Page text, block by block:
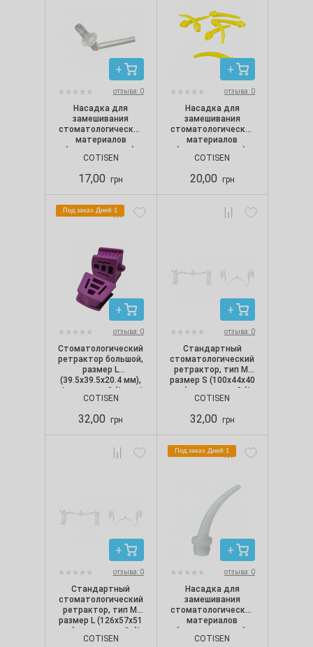
отзыва: 0
Насадка для
замешивания
стоматологических
материалов
(интраоральная),
маленькая (5 шт./
COTISEN
17,00 грн
отзыва: 0
Насадка для
замешивания
стоматологических
материалов
(интраоральная),
желтая (5 шт./уп.)
COTISEN
20,00 грн
Под заказ. Дней: 1
отзыва: 0
Стоматологический
ретрактор большой,
размер L
(39.5х39.5х20.4 мм),
фиолетовый (1 шт./
уп.)
COTISEN
32,00 грн
отзыва: 0
Стандартный
стоматологический
ретрактор, тип М,
размер S (100х44х40
мм), прозрачный (1
шт./уп.)
COTISEN
32,00 грн
отзыва: 0
Стандартный
стоматологический
ретрактор, тип М,
размер L (126х57х51
мм), прозрачный, (1
шт./уп.)
COTISEN
Под заказ. Дней: 1
отзыва: 0
Насадка для
замешивания
стоматологических
материалов
(интраоральная),
белая (5 шт./уп.)
COTISEN